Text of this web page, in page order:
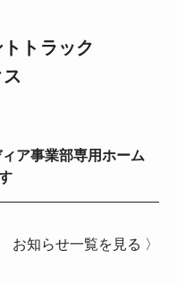
トラック
ス
ア事業部専用ホーム
お知らせ一覧を見る 〉